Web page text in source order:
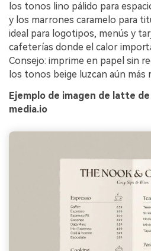
los tonos lino pálido para
y los marrones caramelo para
ideal para logotipos, menús y
cafeterías donde el calor
Consejo: imprime en papel sin
los tonos beige luzcan aún más
Ejemplo de imagen de latte
media.io